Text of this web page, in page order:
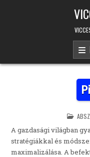
A gazdasági világban
stratégiákkal és
maximalizálása. A